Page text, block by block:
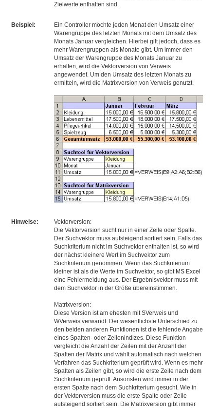
Zielwerte enthalten sind.
Beispiel:
Ein Controller möchte jeden Monat den Umsatz einer
Warengruppe des letzten Monats mit dem Umsatz des
Monats Januar vergleichen. Hierbei gilt jedoch, dass es
mehr Warengruppen als Monate gibt. Um immer den
Umsatz der Warengruppe des Monats Januar zu
erhalten, wird die Vektorversion von Verweis
angewendet. Um den Umsatz des letzten Monats zu
ermitteln, wird die Matrixversion von Verweis genutzt.
Hinweise:
Vektorversion:
Die Vektorversion sucht nur in einer Zeile oder Spalte.
Der Suchvektor muss aufsteigend sortiert sein. Falls das
Suchkriterium nicht im Suchvektor enthalten ist, so wird
der nächst kleinere Wert im Suchvektor zum
Suchkriterium genommen. Wenn das Suchkriterium
kleiner ist als die Werte im Suchvektor, so gibt MS Excel
eine Fehlermeldung aus. Der Ergebnisvektor muss mit
dem Suchvektor in der Größe übereinstimmen.
Matrixversion:
Diese Version ist am ehesten mit SVerweis und
WVerweis verwandt. Der wesentlichste Unterschied zu
den beiden anderen Funktionen ist die fehlende Angabe
eines Spalten- oder Zeilenindizes. Diese Funktion
vergleicht die Anzahl der Zeilen mit der Anzahl der
Spalten der Matrix und wählt automatisch nach welchen
Verfahren das Suchkriterium geprüft wird. Wenn es mehr
Spalten als Zeilen gibt, so wird die erste Zeile nach dem
Suchkriterium geprüft. Ansonsten wird immer in der
ersten Spalte nach dem Suchkriterium gesucht. Wie in
der Vektorversion muss die erste Spalte oder Zeile
aufsteigend sortiert sein. Die Matrixversion gibt immer